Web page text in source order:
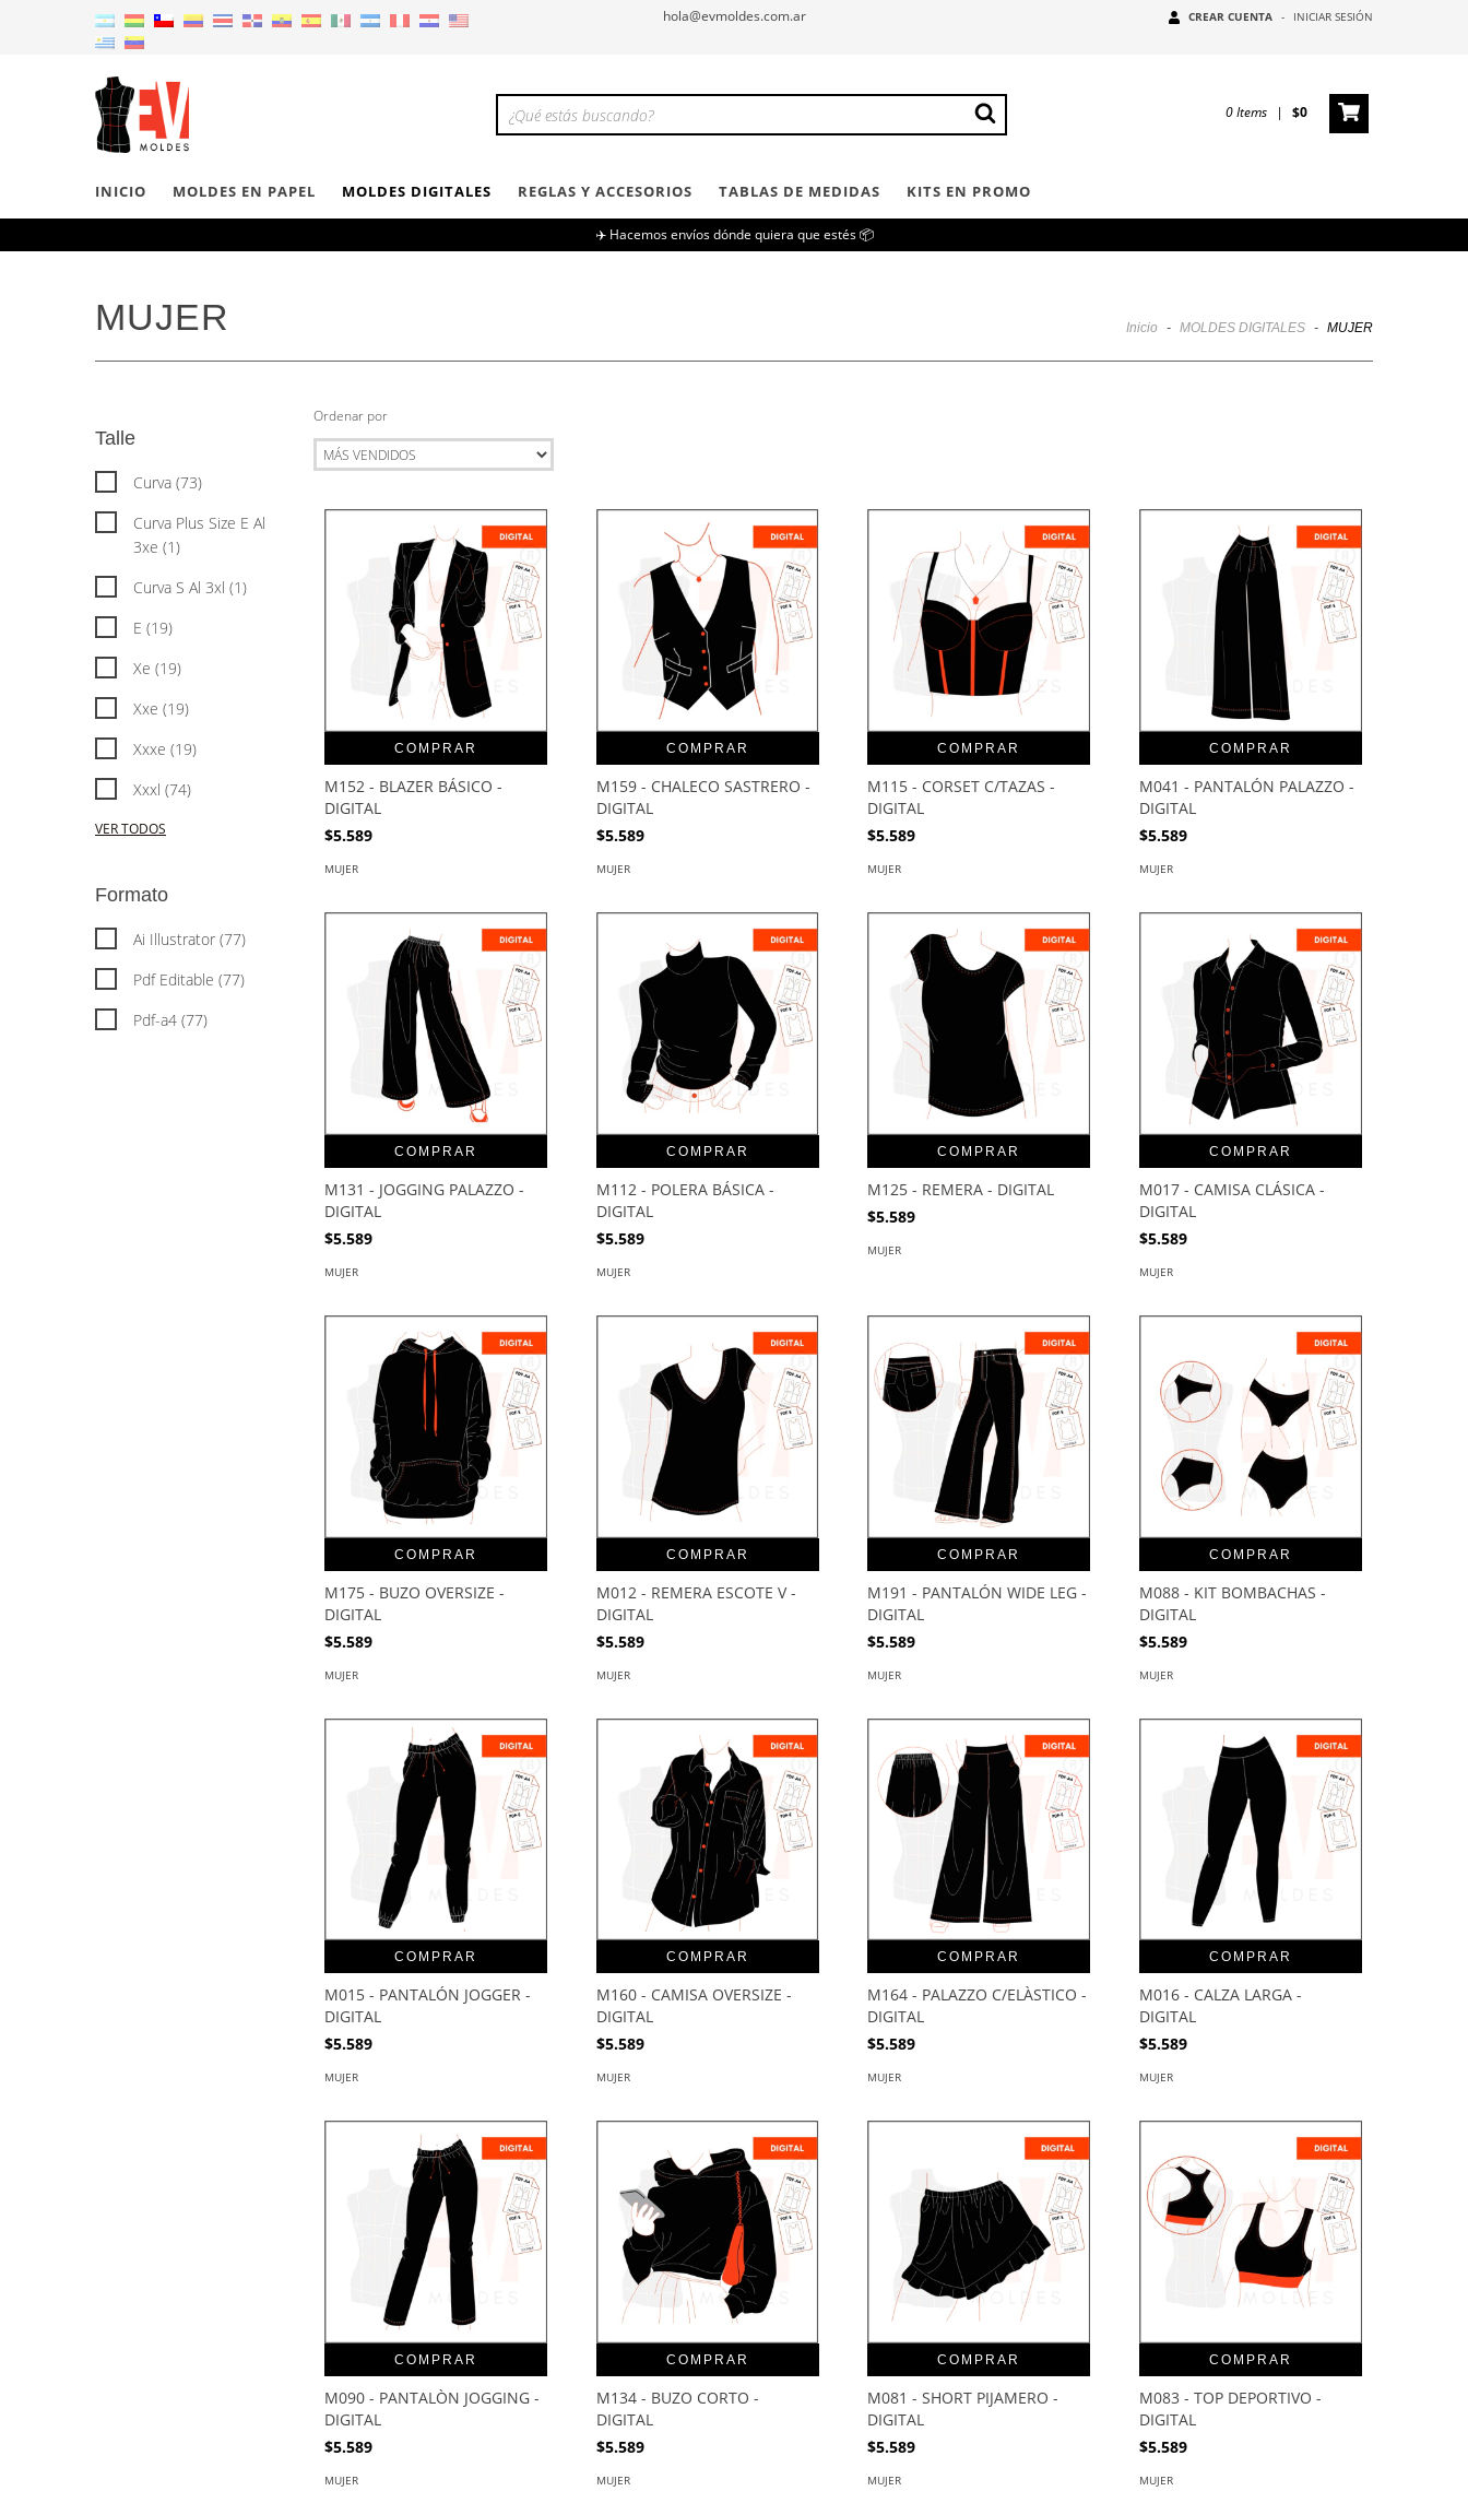
hola@evmoldes.com.ar CREAR CUENTA - INICIAR SESIÓN
0Items | $0
INICIO MOLDES EN PAPEL MOLDES DIGITALES REGLAS Y ACCESORIOS TABLAS DE MEDIDAS KITS EN PROMO
✈️ Hacemos envíos dónde quiera que estés 📦
MUJER Inicio - MOLDES DIGITALES - MUJER
Talle
Curva (73)
Curva Plus Size E Al
3xe (1)
Curva S Al 3xl (1)
E (19)
Xe (19)
Xxe (19)
Xxxe (19)
Xxxl (74)
VER TODOS
Formato
Ai Illustrator (77)
Pdf Editable (77)
Pdf-a4 (77)
Ordenar por
COMPRAR
M152 - BLAZER BÁSICO -
DIGITAL
$5.589
MUJER
COMPRAR
M159 - CHALECO SASTRERO -
DIGITAL
$5.589
MUJER
COMPRAR
M115 - CORSET C/TAZAS -
DIGITAL
$5.589
MUJER
COMPRAR
M041 - PANTALÓN PALAZZO -
DIGITAL
$5.589
MUJER
COMPRAR
M131 - JOGGING PALAZZO -
DIGITAL
$5.589
MUJER
COMPRAR
M112 - POLERA BÁSICA -
DIGITAL
$5.589
MUJER
COMPRAR
M125 - REMERA - DIGITAL
$5.589
MUJER
COMPRAR
M017 - CAMISA CLÁSICA -
DIGITAL
$5.589
MUJER
COMPRAR
M175 - BUZO OVERSIZE -
DIGITAL
$5.589
MUJER
COMPRAR
M012 - REMERA ESCOTE V -
DIGITAL
$5.589
MUJER
COMPRAR
M191 - PANTALÓN WIDE LEG -
DIGITAL
$5.589
MUJER
COMPRAR
M088 - KIT BOMBACHAS -
DIGITAL
$5.589
MUJER
COMPRAR
M015 - PANTALÓN JOGGER -
DIGITAL
$5.589
MUJER
COMPRAR
M160 - CAMISA OVERSIZE -
DIGITAL
$5.589
MUJER
COMPRAR
M164 - PALAZZO C/ELÀSTICO -
DIGITAL
$5.589
MUJER
COMPRAR
M016 - CALZA LARGA -
DIGITAL
$5.589
MUJER
COMPRAR
M090 - PANTALÒN JOGGING -
DIGITAL
$5.589
MUJER
COMPRAR
M134 - BUZO CORTO -
DIGITAL
$5.589
MUJER
COMPRAR
M081 - SHORT PIJAMERO -
DIGITAL
$5.589
MUJER
COMPRAR
M083 - TOP DEPORTIVO -
DIGITAL
$5.589
MUJER